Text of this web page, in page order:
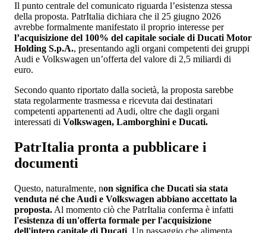
Il punto centrale del comunicato riguarda l’esistenza stessa
della proposta. PatrItalia dichiara che il 25 giugno 2026
avrebbe formalmente manifestato il proprio interesse per
l’acquisizione del 100% del capitale sociale di Ducati Motor
Holding S.p.A., presentando agli organi competenti dei gruppi
Audi e Volkswagen un’offerta del valore di 2,5 miliardi di
euro.
Secondo quanto riportato dalla società, la proposta sarebbe
stata regolarmente trasmessa e ricevuta dai destinatari
competenti appartenenti ad Audi, oltre che dagli organi
interessati di Volkswagen, Lamborghini e Ducati.
PatrItalia pronta a pubblicare i
documenti
Questo, naturalmente, non significa che Ducati sia stata
venduta né che Audi e Volkswagen abbiano accettato la
proposta. Al momento ciò che PatrItalia conferma è infatti
l'esistenza di un'offerta formale per l'acquisizione
dell'intero capitale di Ducati . Un passaggio che alimenta